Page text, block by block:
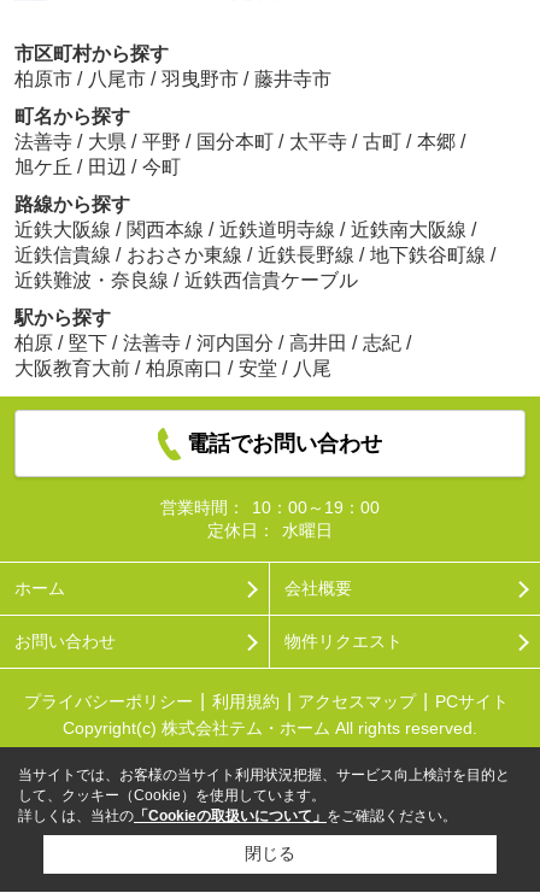
市区町村から探す
柏原市 / 八尾市 / 羽曳野市 / 藤井寺市
町名から探す
法善寺 / 大県 / 平野 / 国分本町 / 太平寺 / 古町 / 本郷 /
旭ケ丘 / 田辺 / 今町
路線から探す
近鉄大阪線 / 関西本線 / 近鉄道明寺線 / 近鉄南大阪線 /
近鉄信貴線 / おおさか東線 / 近鉄長野線 / 地下鉄谷町線 /
近鉄難波・奈良線 / 近鉄西信貴ケーブル
駅から探す
柏原 / 堅下 / 法善寺 / 河内国分 / 高井田 / 志紀 /
大阪教育大前 / 柏原南口 / 安堂 / 八尾
電話でお問い合わせ
営業時間：
10：00～19：00
定休日：
水曜日
ホーム 会社概要
お問い合わせ 物件リクエスト
プライバシーポリシー 利用規約 アクセスマップ
PCサイト
Copyright(c) 株式会社テム・ホーム All rights reserved.
当サイトでは、お客様の当サイト利用状況把握、サービス向上検討を目的と
して、クッキー（Cookie）を使用しています。
詳しくは、当社の 「Cookieの取扱いについて」 をご確認ください。
閉じる